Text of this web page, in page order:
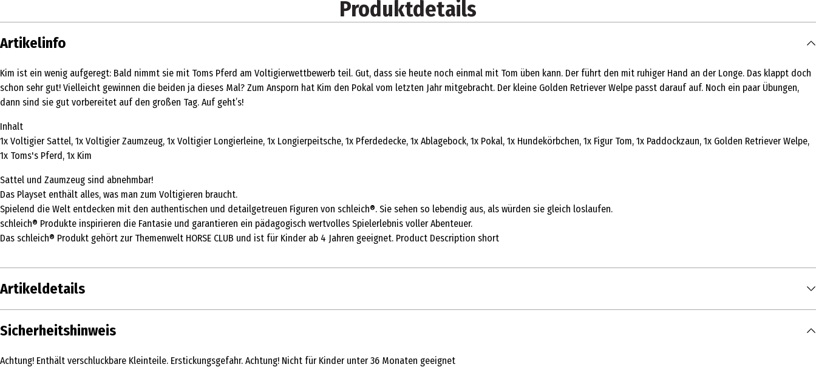
Produktdetails
Artikelinfo
Kim ist ein wenig aufgeregt: Bald nimmt sie mit Toms Pferd am Voltigierwettbewerb teil. Gut, dass sie heute noch einmal mit Tom üben kann. Der führt den mit ruhiger Hand an der Longe. Das klappt doch
schon sehr gut! Vielleicht gewinnen die beiden ja dieses Mal? Zum Ansporn hat Kim den Pokal vom letzten Jahr mitgebracht. Der kleine Golden Retriever Welpe passt darauf auf. Noch ein paar Übungen,
dann sind sie gut vorbereitet auf den großen Tag. Auf geht’s!
Inhalt
1x Voltigier Sattel, 1x Voltigier Zaumzeug, 1x Voltigier Longierleine, 1x Longierpeitsche, 1x Pferdedecke, 1x Ablagebock, 1x Pokal, 1x Hundekörbchen, 1x Figur Tom, 1x Paddockzaun, 1x Golden Retriever Welpe,
1x Toms's Pferd, 1x Kim
Sattel und Zaumzeug sind abnehmbar!
Das Playset enthält alles, was man zum Voltigieren braucht.
Spielend die Welt entdecken mit den authentischen und detailgetreuen Figuren von schleich®. Sie sehen so lebendig aus, als würden sie gleich loslaufen.
schleich® Produkte inspirieren die Fantasie und garantieren ein pädagogisch wertvolles Spielerlebnis voller Abenteuer.
Das schleich® Produkt gehört zur Themenwelt HORSE CLUB und ist für Kinder ab 4 Jahren geeignet. Product Description short
Artikeldetails
Inhalt
Sicherheitshinweis
Achtung! Enthält verschluckbare Kleinteile. Erstickungsgefahr. Achtung! Nicht für Kinder unter 36 Monaten geeignet